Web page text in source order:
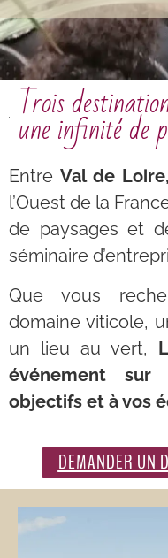
Trois
une infinité de
Entre Val de
l’Ouest de la
de paysages et
séminaire
Que vous
domaine viticole,
un lieu au vert,
événement
objectifs et à vos
DEMANDER UN